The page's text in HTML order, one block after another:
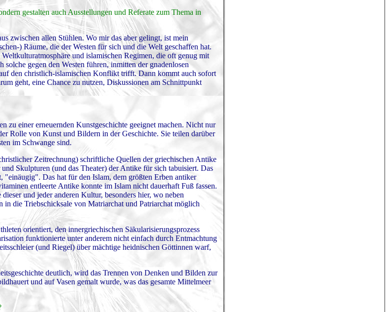
gestalten auch Ausstellungen und Referate zum Thema in
zwischen allen Stühlen. Wo mir das aber gelingt, ist mein
) Räume, die der Westen für sich und die Welt geschaffen hat.
und islamischen Regimen, die oft genug mit
gegen den Westen führen, inmitten der gnadenlosen
den christlich-islamischen Konflikt trifft. Dann kommt auch sofort
geht, eine Chance zu nutzen, Diskussionen am Schnittpunkt
zu einer erneuernden Kunstgeschichte geeignet machen. Nicht nur
Rolle von Kunst und Bildern in der Geschichte. Sie teilen darüber
im Schwange sind.
Zeitrechnung) schriftliche Quellen der griechischen Antike
Skulpturen (und das Theater) der Antike für sich tabuisiert. Das
Das hat für den Islam, dem größten Erben antiker
entleerte Antike konnte im Islam nicht dauerhaft Fuß fassen.
und jeder anderen Kultur, besonders hier, wo neben
die Triebschicksale von Matriarchat und Patriarchat möglich
orientiert, den innergriechischen Säkularisierungsprozess
funktionierte unter anderem nicht einfach durch Entmachtung
(und Riegel) über mächtige heidnischen Göttinnen warf,
deutlich, wird das Trennen von Denken und Bilden zur
und auf Vasen gemalt wurde, was das gesamte Mittelmeer